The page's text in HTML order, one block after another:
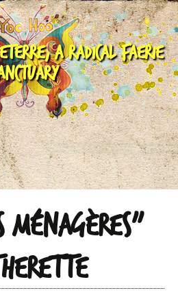
a Radical Faerie
Ménagères”